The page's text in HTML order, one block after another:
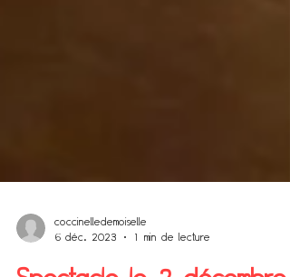
6 déc. 2023
1 min de lecture